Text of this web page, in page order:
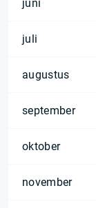
juni
juli
augustus
september
oktober
november